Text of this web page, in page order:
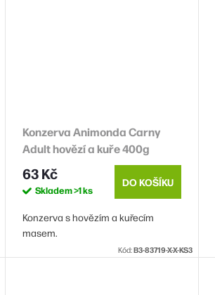
Konzerva Animonda Carny
Adult hovězí a kuře 400g
63 Kč
Skladem>1 ks
DO KOŠÍKU
Konzerva s hovězím a kuřecím
masem.
Kód:B3-83719-X-X-KS3